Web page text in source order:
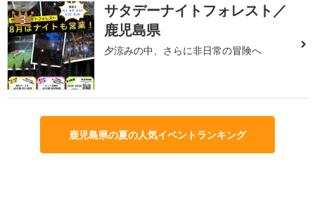
3
サタデーナイトフォレスト／
鹿児島県
夕涼みの中、さらに非日常の冒険へ
鹿児島県の夏の人気イベントランキング